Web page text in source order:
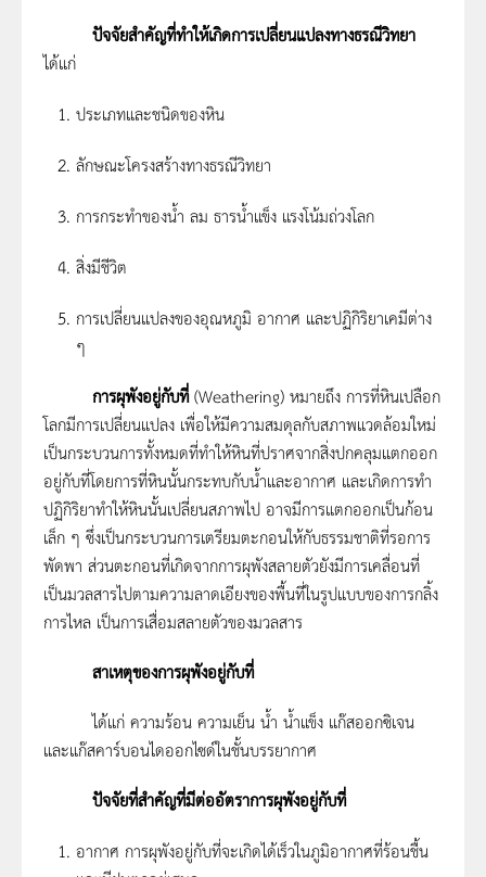
ปัจจัยสำคัญที่ทำให้เกิดการเปลี่ยนแปลงทางธรณีวิทยา
ได้แก่
ประเภทและชนิดของหิน
ลักษณะโครงสร้างทางธรณีวิทยา
การกระทำของน้ำ ลม ธารน้ำแข็ง แรงโน้มถ่วงโลก
สิ่งมีชีวิต
การเปลี่ยนแปลงของอุณหภูมิ อากาศ และปฏิกิริยาเคมีต่าง
ๆ
การผุพังอยู่กับที่(Weathering) หมายถึง การที่หินเปลือก
โลกมีการเปลี่ยนแปลง เพื่อให้มีความสมดุลกับสภาพแวดล้อมใหม่
เป็นกระบวนการทั้งหมดที่ทำให้หินที่ปราศจากสิ่งปกคลุมแตกออก
อยู่กับที่โดยการที่หินนั้นกระทบกับน้ำและอากาศ และเกิดการทำ
ปฏิกิริยาทำให้หินนั้นเปลี่ยนสภาพไป อาจมีการแตกออกเป็นก้อน
เล็ก ๆ ซึ่งเป็นกระบวนการเตรียมตะกอนให้กับธรรมชาติที่รอการ
พัดพา ส่วนตะกอนที่เกิดจากการผุพังสลายตัวยังมีการเคลื่อนที่
เป็นมวลสารไปตามความลาดเอียงของพื้นที่ในรูปแบบของการกลิ้ง
การไหล เป็นการเสื่อมสลายตัวของมวลสาร
สาเหตุของการผุพังอยู่กับที่
ได้แก่ ความร้อน ความเย็น น้ำ น้ำแข็ง แก๊สออกซิเจน
และแก๊สคาร์บอนไดออกไซด์ในชั้นบรรยากาศ
ปัจจัยที่สำคัญที่มีต่ออัตราการผุพังอยู่กับที่
อากาศ การผุพังอยู่กับที่จะเกิดได้เร็วในภูมิอากาศที่ร้อนชื้น